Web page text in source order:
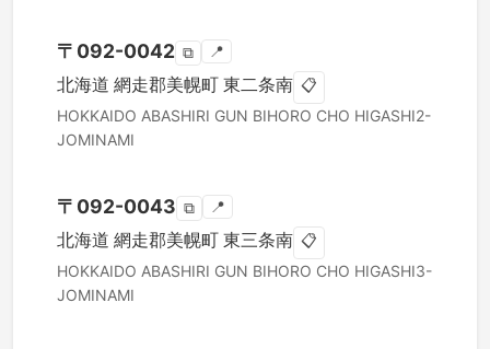
〒 092-0042 ⧉ 📍
北海道 網走郡美幌町 東二条南 📋
HOKKAIDO ABASHIRI GUN BIHORO CHO HIGASHI2-
JOMINAMI
〒 092-0043 ⧉ 📍
北海道 網走郡美幌町 東三条南 📋
HOKKAIDO ABASHIRI GUN BIHORO CHO HIGASHI3-
JOMINAMI